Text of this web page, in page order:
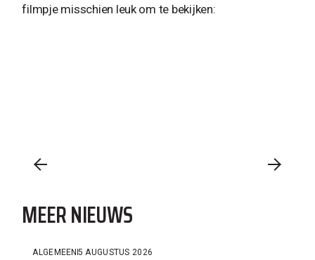
filmpje misschien leuk om te bekijken:
MEER NIEUWS
ALGEMEEN5 AUGUSTUS 2026